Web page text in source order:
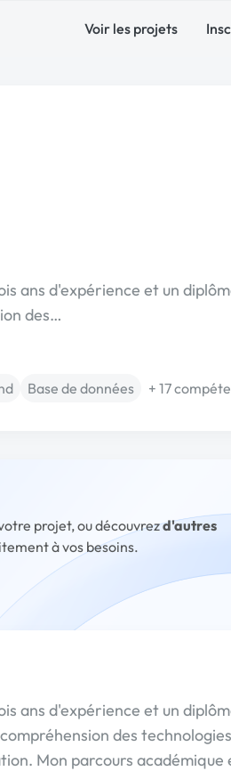
Voir les projets
ans d'expérience et un
des…
Base de données + 17
projet, ou découvrezd'autres
à vos besoins.
ans d'expérience et un
des technologies
Mon parcours académique